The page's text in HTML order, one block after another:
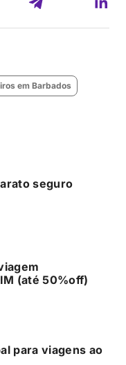
em Barbados
seguro
(até 50%off)
para viagens ao